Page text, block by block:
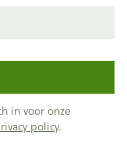
in voor onze
policy.